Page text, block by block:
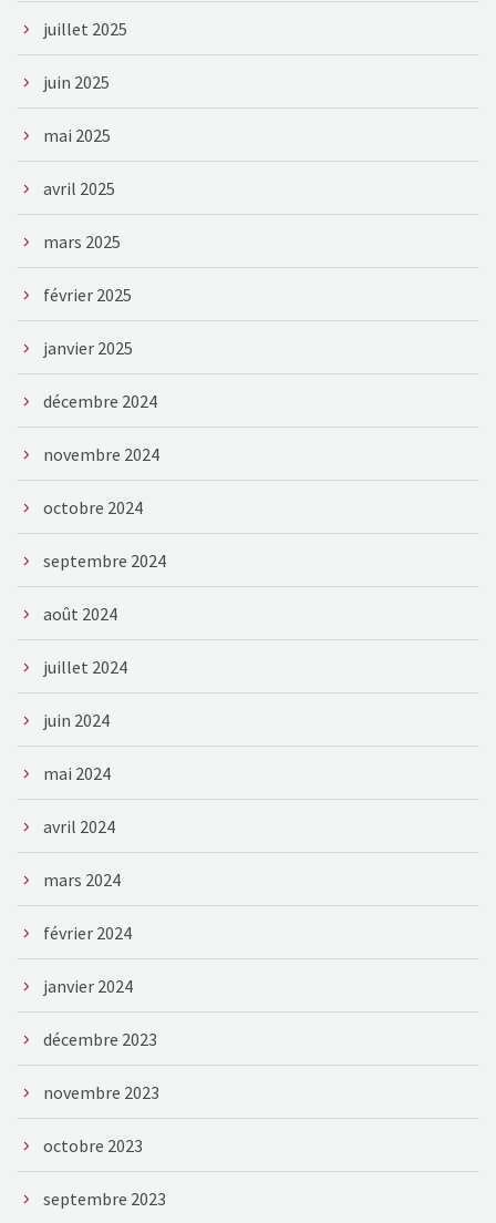
juillet 2025
juin 2025
mai 2025
avril 2025
mars 2025
février 2025
janvier 2025
décembre 2024
novembre 2024
octobre 2024
septembre 2024
août 2024
juillet 2024
juin 2024
mai 2024
avril 2024
mars 2024
février 2024
janvier 2024
décembre 2023
novembre 2023
octobre 2023
septembre 2023